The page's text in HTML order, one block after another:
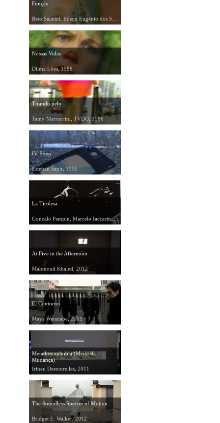
Função
Nossas Vidas
Dilma Lóes, 1988
Tirando pelo
Tamy Marraccini, TVDO, 1986
IV Eden
Esteban Sapir, 1990
La Tirolesa
Gonzalo Pampin, Marcelo Iaccarino, 1989
At Five in the Afternoon
Mahmoud Khaled, 2012
El Contorno
Maya Watanabe, 2011
Metathesiophobia (Medo da
Mudança)
Irineu Destourelles, 2011
The Soundless Spectre of Motion
Bridget E. Walker, 2012